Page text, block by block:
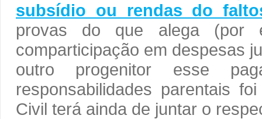
subsídio ou rendas do
provas do que alega (por
comparticipação em despesas
outro progenitor esse
responsabilidades parentais
Civil terá ainda de juntar o